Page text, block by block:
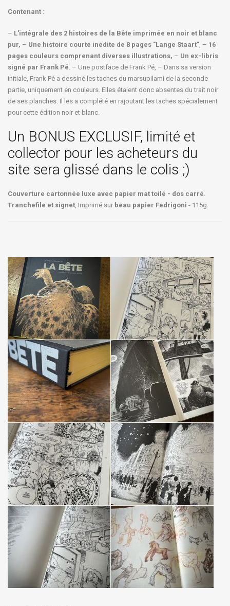
Contenant :
– L'intégrale des 2 histoires de la Bête imprimée en noir et blanc
pur, – Une histoire courte inédite de 8 pages "Lange Staart", – 16
pages couleurs comprenant diverses illustrations, – Un ex-libris
signé par Frank Pé. – Une postface de Frank Pé, – Dans sa version
initiale, Frank Pé a dessiné les taches du marsupilami de la seconde
partie, uniquement en couleurs. Elles étaient donc absentes du trait noir
de ses planches. Il les a complété en rajoutant les taches spécialement
pour cette édition noir et blanc.
Un BONUS EXCLUSIF, limité et
collector pour les acheteurs du
site sera glissé dans le colis ;)
Couverture cartonnée luxe avec papier mat toilé - dos carré.
Tranchefile et signet, Imprimé sur beau papier Fedrigoni - 115g.